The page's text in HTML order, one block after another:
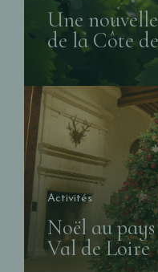
Une
de la Côte
Activités
Noël au
Val de Loire